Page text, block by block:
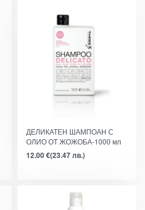
ДЕЛИКАТЕН ШАМПОАН С
ОЛИО ОТ ЖОЖОБА-1000 мл
12.00€(23.47 лв.)